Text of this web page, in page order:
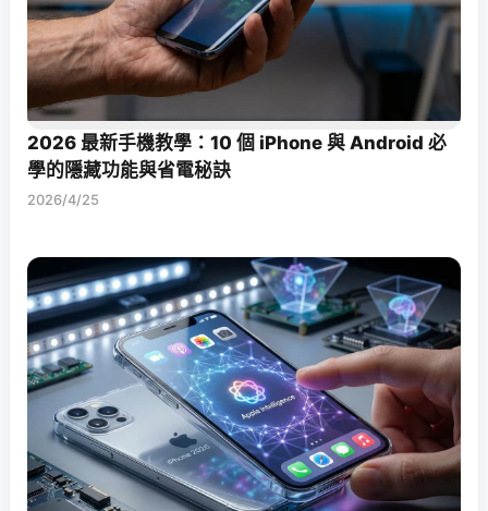
2026 最新手機教學：10 個 iPhone 與 Android 必
學的隱藏功能與省電秘訣
2026/4/25